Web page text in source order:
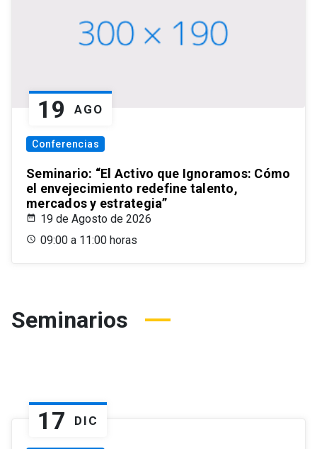
19 AGO
Conferencias
Seminario: “El Activo que Ignoramos: Cómo
el envejecimiento redefine talento,
mercados y estrategia”
19 de Agosto de 2026
09:00 a 11:00 horas
Seminarios
17 DIC